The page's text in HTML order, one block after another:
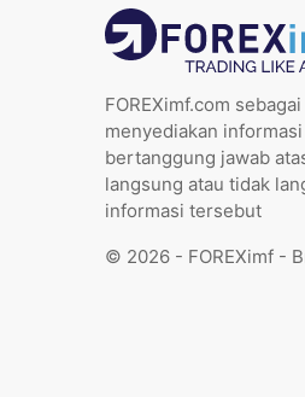
FOREXimf.com
menyediakan
bertanggung jawab
langsung atau tidak
informasi tersebut
© 2026 - FOREXimf -